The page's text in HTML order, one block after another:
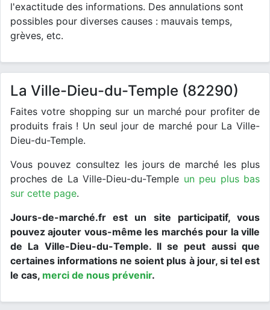
l'exactitude des informations. Des annulations sont
possibles pour diverses causes : mauvais temps,
grèves, etc.
La Ville-Dieu-du-Temple (82290)
Faites votre shopping sur un marché pour profiter de
produits frais ! Un seul jour de marché pour La Ville-
Dieu-du-Temple.
Vous pouvez consultez les jours de marché les plus
proches de La Ville-Dieu-du-Temple un peu plus bas
sur cette page.
Jours-de-marché.fr est un site participatif, vous
pouvez ajouter vous-même les marchés pour la ville
de La Ville-Dieu-du-Temple. Il se peut aussi que
certaines informations ne soient plus à jour, si tel est
le cas, merci de nous prévenir.